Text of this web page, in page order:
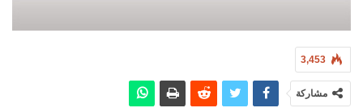
3,453
مشاركة